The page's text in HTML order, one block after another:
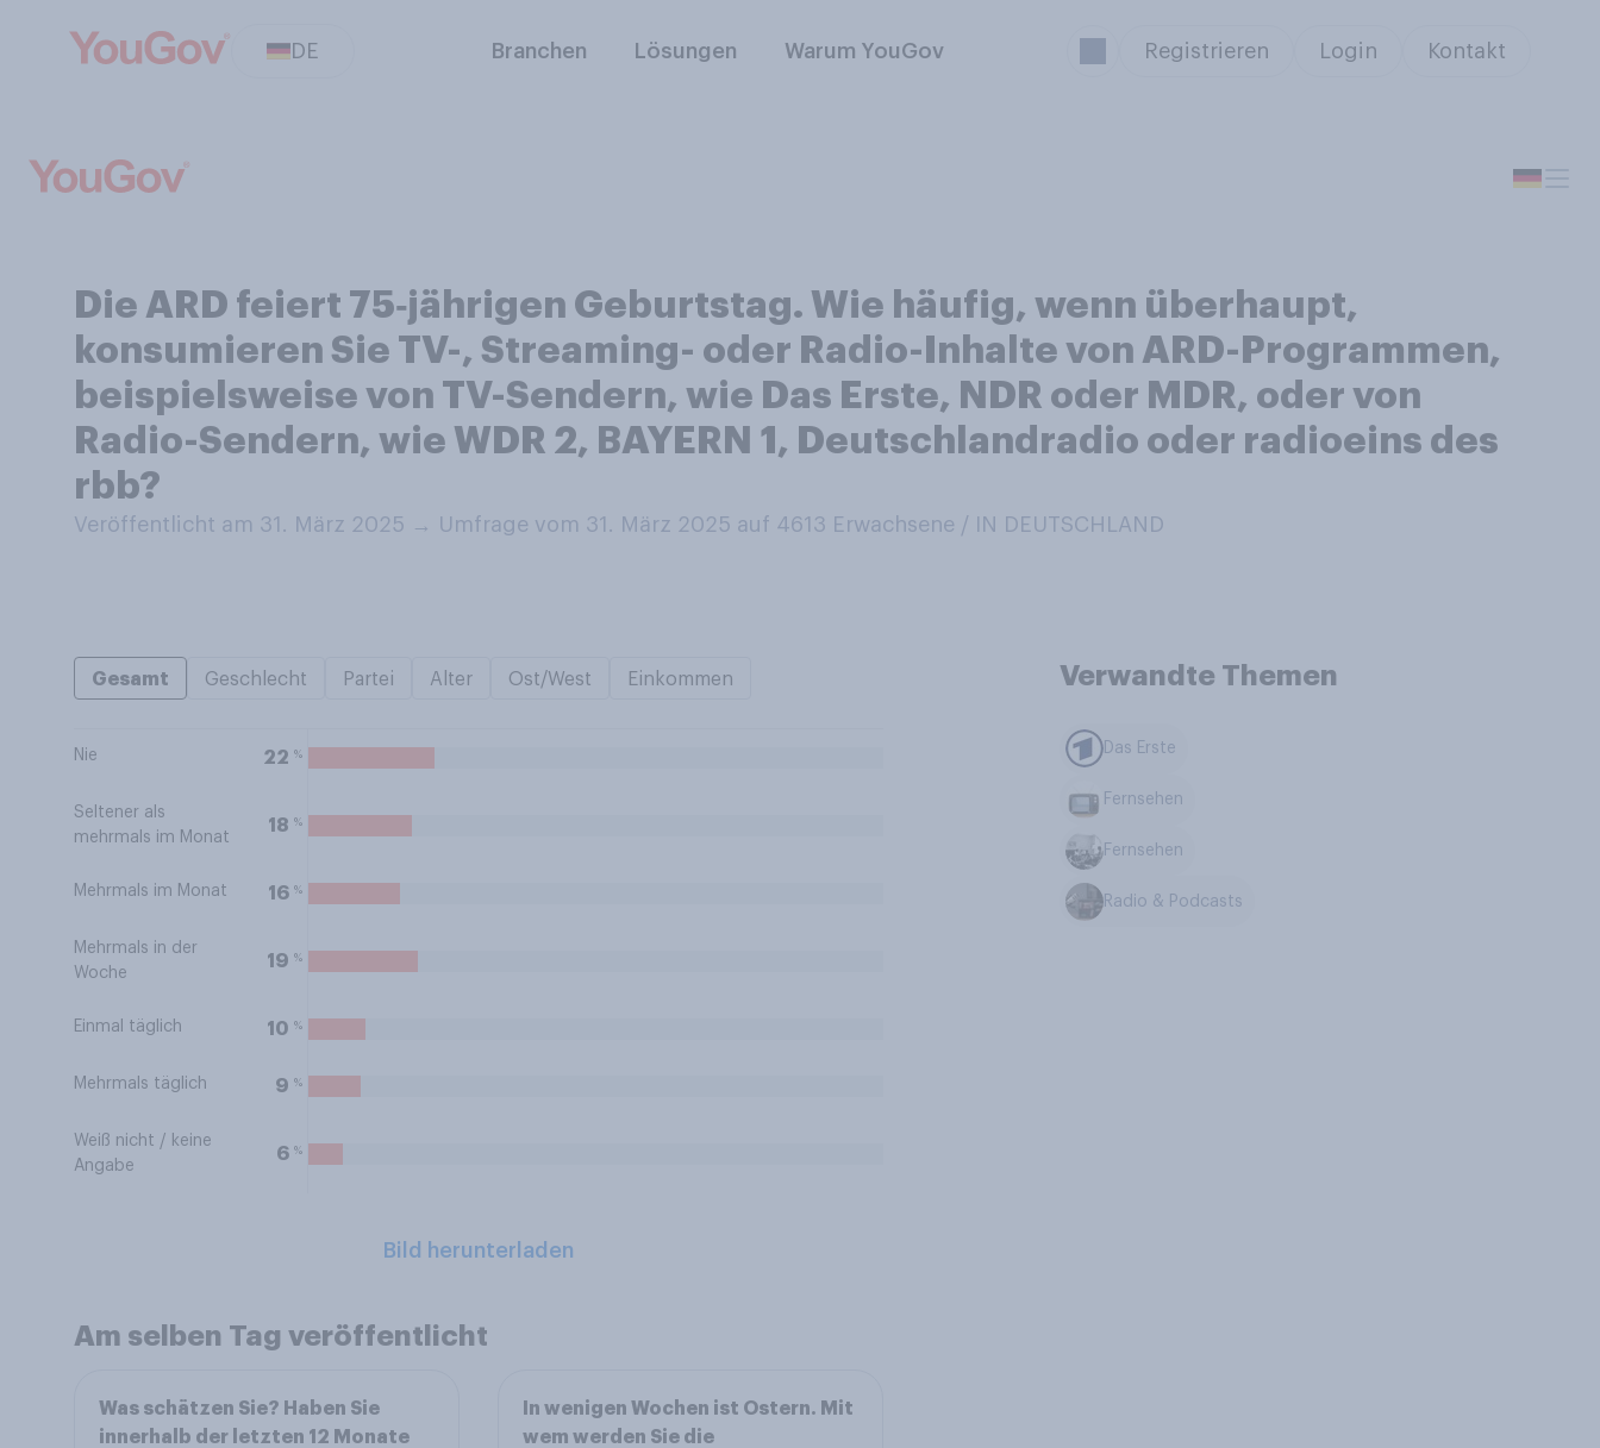
DE Branchen Lösungen Warum YouGov Registrieren Login Kontakt
Die ARD feiert 75‑jährigen Geburtstag. Wie häufig, wenn überhaupt,
konsumieren Sie TV-, Streaming- oder Radio-Inhalte von ARD-Programmen,
beispielsweise von TV-Sendern, wie Das Erste, NDR oder MDR, oder von
Radio-Sendern, wie WDR 2, BAYERN 1, Deutschlandradio oder radioeins des
rbb?
Veröffentlicht am 31. März 2025 → Umfrage vom 31. März 2025 auf 4613 Erwachsene / IN DEUTSCHLAND
Gesamt Geschlecht Partei Alter Ost/West Einkommen
Nie 22 %
Seltener als
mehrmals im Monat
18 %
Mehrmals im Monat 16 %
Mehrmals in der
Woche
19 %
Einmal täglich 10 %
Mehrmals täglich 9 %
Weiß nicht / keine
Angabe
6 %
Bild herunterladen
Verwandte Themen
Das Erste
Fernsehen
Fernsehen
Radio & Podcasts
Am selben Tag veröffentlicht
Was schätzen Sie? Haben Sie
innerhalb der letzten 12 Monate
In wenigen Wochen ist Ostern. Mit
wem werden Sie die